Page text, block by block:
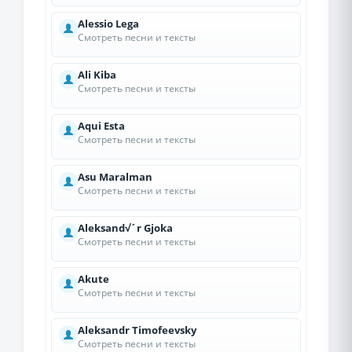
Alessio Lega
Смотреть песни и тексты
Ali Kiba
Смотреть песни и тексты
Aqui Esta
Смотреть песни и тексты
Asu Maralman
Смотреть песни и тексты
Aleksand√´r Gjoka
Смотреть песни и тексты
Akute
Смотреть песни и тексты
Aleksandr Timofeevsky
Смотреть песни и тексты